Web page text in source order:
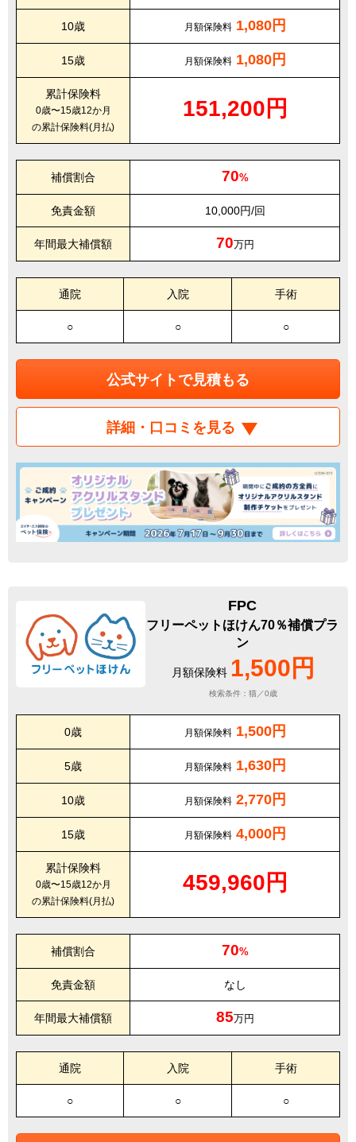
10歳 月額保険料 1,080円
15歳 月額保険料 1,080円
累計保険料
0歳〜15歳12か月
の累計保険料(月払)
151,200円
補償割合 70%
免責金額 10,000円/回
年間最大補償額 70万円
通院 入院 手術
○ ○ ○
公式サイトで見積もる
詳細・口コミを見る
FPC
フリーペットほけん70％補償プラ
ン
月額保険料 1,500円
検索条件：猫／0歳
0歳 月額保険料 1,500円
5歳 月額保険料 1,630円
10歳 月額保険料 2,770円
15歳 月額保険料 4,000円
累計保険料
0歳〜15歳12か月
の累計保険料(月払)
459,960円
補償割合 70%
免責金額 なし
年間最大補償額 85万円
通院 入院 手術
○ ○ ○